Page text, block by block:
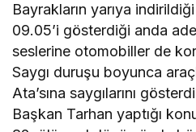
Bayrakların yarıya
09.05’i gösterdiği anda
seslerine otomobiller de
Saygı duruşu boyunca
Ata’sına saygılarını
Başkan Tarhan yaptığı